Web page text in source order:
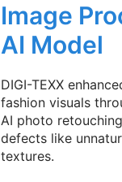
Image
AI Model
DIGI-TEXX
fashion visuals
AI photo
defects like
textures.